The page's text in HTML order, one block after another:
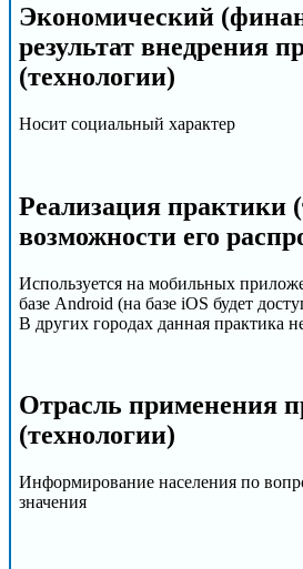
Экономический
результат внедрения
(технологии)
Носит социальный характер
Реализация практики
возможности его
Используется на мобильных
базе Android (на базе iOS будет
В других городах данная практика
Отрасль применения
(технологии)
Информирование населения по
значения